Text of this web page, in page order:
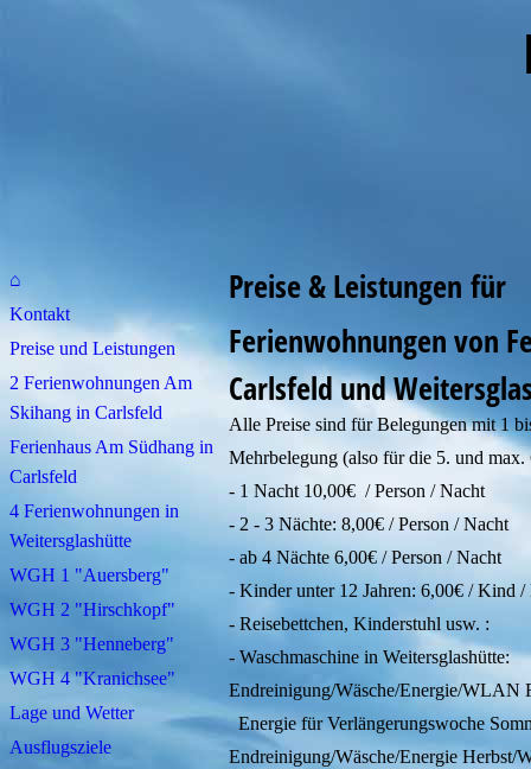
⌂
Kontakt
Preise und Leistungen
2 Ferienwohnungen Am
Skihang in Carlsfeld
Ferienhaus Am Südhang in
Carlsfeld
4 Ferienwohnungen in
Weitersglashütte
WGH 1 "Auersberg"
WGH 2 "Hirschkopf"
WGH 3 "Henneberg"
WGH 4 "Kranichsee"
Lage und Wetter
Ausflugsziele
Preise & Leistungen für
Ferienwohnungen von
Carlsfeld und
Alle Preise sind für Belegungen mit 1
Mehrbelegung (also für die 5. und max.
- 1 Nacht 10,00€ / Person / Nacht
- 2 - 3 Nächte: 8,00€ / Person / Nacht
- ab 4 Nächte 6,00€ / Person / Nacht
- Kinder unter 12 Jahren: 6,00€ / Kind /
- Reisebettchen, Kinderstuhl usw. :
- Waschmaschine in
Endreinigung/Wäsche/Energie/
Energie für
Endreinigung/Wäsche/Energie